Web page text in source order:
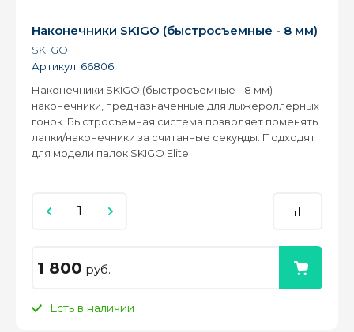
Наконечники SKIGO (быстросъемные - 8 мм)
SKI GO
Артикул: 66806
Наконечники SKIGO (быстросъемные - 8 мм) -
наконечники, предназначенные для лыжероллерных
гонок. Быстросъемная система позволяет поменять
лапки/наконечники за считанные секунды. Подходят
для модели палок SKIGO Elite.
1 800 руб.
Есть в наличии